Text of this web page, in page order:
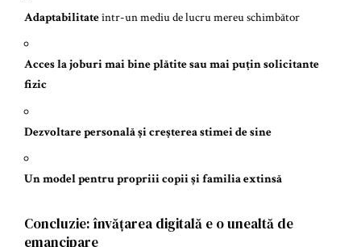
Adaptabilitateîntr-un mediu de lucru mereu schimbător
Acces la joburi mai bine plătite sau mai puțin solicitante
fizic
Dezvoltare personală și creșterea stimei de sine
Un model pentru propriii copii și familia extinsă
Concluzie: învățarea digitală e o unealtă de
emancipare